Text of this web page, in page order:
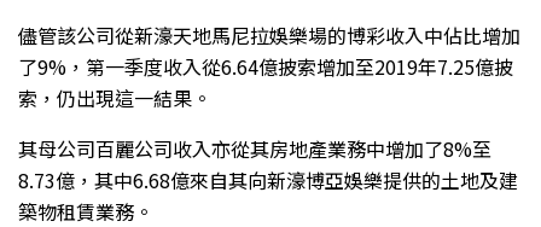
儘管該公司從新濠天地馬尼拉娛樂場的博彩收入中佔比增加
了9%，第一季度收入從6.64億披索增加至2019年7.25億披
索，仍出現這一結果。
其母公司百麗公司收入亦從其房地產業務中增加了8%至
8.73億，其中6.68億來自其向新濠博亞娛樂提供的土地及建
築物租賃業務。